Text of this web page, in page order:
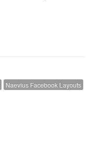
Naevius Facebook Layouts